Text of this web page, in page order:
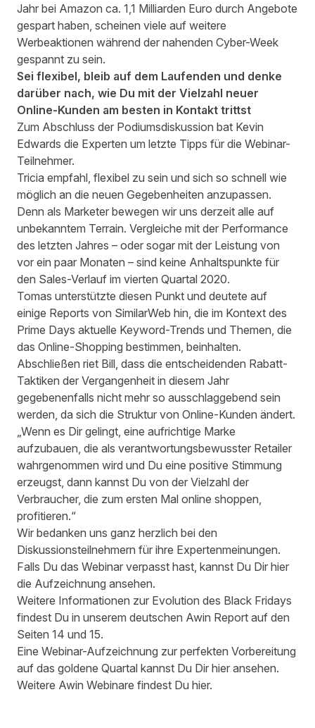
Jahr bei Amazon ca. 1,1 Milliarden Euro durch Angebote
gespart haben, scheinen viele auf weitere
Werbeaktionen während der nahenden Cyber-Week
gespannt zu sein.
Sei flexibel, bleib auf dem Laufenden und denke
darüber nach, wie Du mit der Vielzahl neuer
Online-Kunden am besten in Kontakt trittst
Zum Abschluss der Podiumsdiskussion bat Kevin
Edwards die Experten um letzte Tipps für die Webinar-
Teilnehmer.
Tricia empfahl, flexibel zu sein und sich so schnell wie
möglich an die neuen Gegebenheiten anzupassen.
Denn als Marketer bewegen wir uns derzeit alle auf
unbekanntem Terrain. Vergleiche mit der Performance
des letzten Jahres – oder sogar mit der Leistung von
vor ein paar Monaten – sind keine Anhaltspunkte für
den Sales-Verlauf im vierten Quartal 2020.
Tomas unterstützte diesen Punkt und deutete auf
einige Reports von SimilarWeb hin, die im Kontext des
Prime Days aktuelle Keyword-Trends und Themen, die
das Online-Shopping bestimmen, beinhalten.
Abschließen riet Bill, dass die entscheidenden Rabatt-
Taktiken der Vergangenheit in diesem Jahr
gegebenenfalls nicht mehr so ausschlaggebend sein
werden, da sich die Struktur von Online-Kunden ändert.
„Wenn es Dir gelingt, eine aufrichtige Marke
aufzubauen, die als verantwortungsbewusster Retailer
wahrgenommen wird und Du eine positive Stimmung
erzeugst, dann kannst Du von der Vielzahl der
Verbraucher, die zum ersten Mal online shoppen,
profitieren.“
Wir bedanken uns ganz herzlich bei den
Diskussionsteilnehmern für ihre Expertenmeinungen.
Falls Du das Webinar verpasst hast, kannst Du Dir hier
die Aufzeichnung ansehen.
Weitere Informationen zur Evolution des Black Fridays
findest Du in unserem deutschen Awin Report auf den
Seiten 14 und 15.
Eine Webinar-Aufzeichnung zur perfekten Vorbereitung
auf das goldene Quartal kannst Du Dir hier ansehen.
Weitere Awin Webinare findest Du hier.